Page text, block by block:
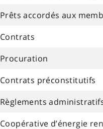
Prêts accordés aux
Contrats
Procuration
Contrats préconstitutifs
Règlements
Coopérative d’énergie